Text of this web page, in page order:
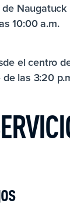
10:00 a.m.
el centro
las 3:20